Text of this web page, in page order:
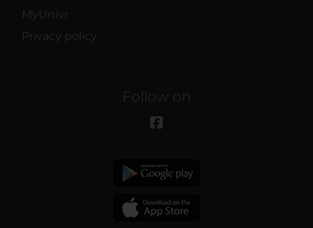
MyUnivr
Privacy policy
Follow on